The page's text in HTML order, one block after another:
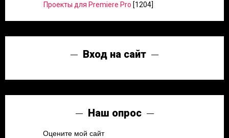
Проекты для Premiere Pro [1204]
Вход на сайт
Наш опрос
Оцените мой сайт